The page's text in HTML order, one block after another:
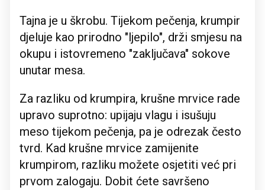
Tajna je u škrobu. Tijekom pečenja, krumpir
djeluje kao prirodno "ljepilo", drži smjesu na
okupu i istovremeno "zaključava" sokove
unutar mesa.
Za razliku od krumpira, krušne mrvice rade
upravo suprotno: upijaju vlagu i isušuju
meso tijekom pečenja, pa je odrezak često
tvrd. Kad krušne mrvice zamijenite
krumpirom, razliku možete osjetiti već pri
prvom zalogaju. Dobit ćete savršeno